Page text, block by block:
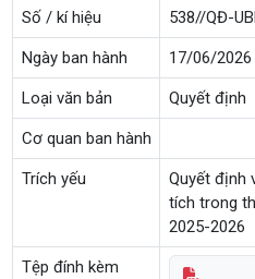
Số / kí hiệu 538//QĐ-
Ngày ban hành 17/06/2026
Loại văn bản Quyết định
Cơ quan ban hành
Trích yếu
Quyết định
tích trong
2025-2026
Tệp đính kèm